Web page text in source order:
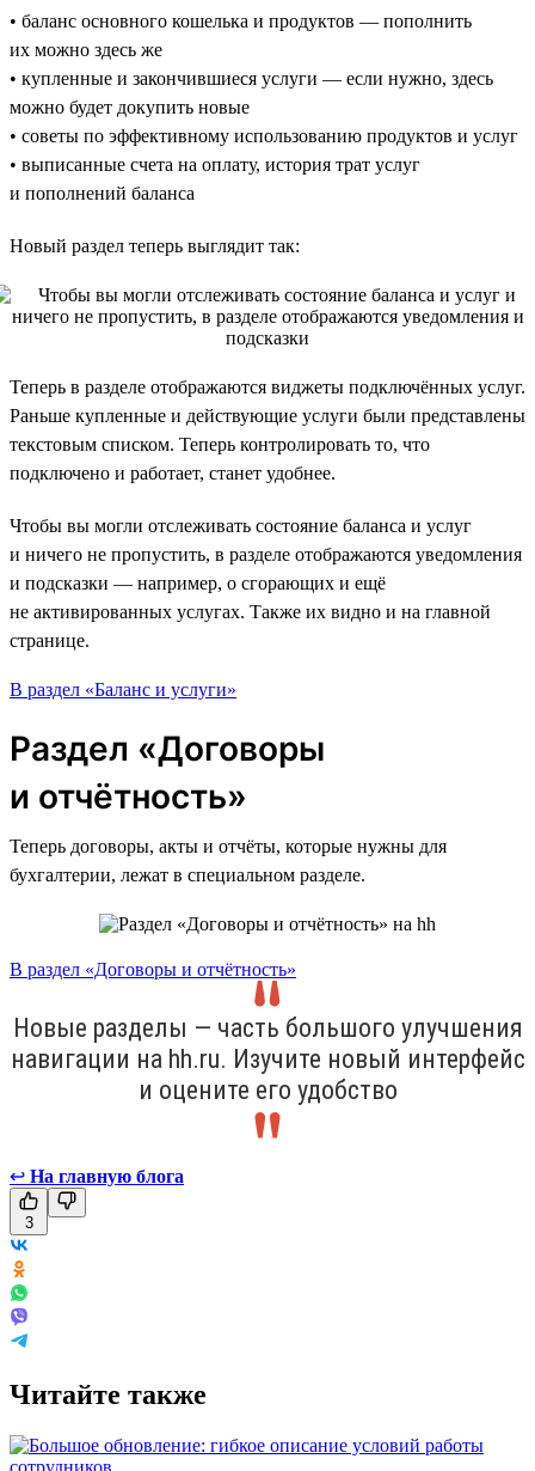
• баланс основного кошелька и продуктов — пополнить
их можно здесь же
• купленные и закончившиеся услуги — если нужно, здесь
можно будет докупить новые
• советы по эффективному использованию продуктов и услуг
• выписанные счета на оплату, история трат услуг
и пополнений баланса
Новый раздел теперь выглядит так:
Теперь в разделе отображаются виджеты подключённых услуг.
Раньше купленные и действующие услуги были представлены
текстовым списком. Теперь контролировать то, что
подключено и работает, станет удобнее.
Чтобы вы могли отслеживать состояние баланса и услуг
и ничего не пропустить, в разделе отображаются уведомления
и подсказки — например, о сгорающих и ещё
не активированных услугах. Также их видно и на главной
странице.
В раздел «Баланс и услуги»
Раздел «Договоры
и отчётность»
Теперь договоры, акты и отчёты, которые нужны для
бухгалтерии, лежат в специальном разделе.
В раздел «Договоры и отчётность»
Новые разделы — часть большого улучшения
навигации на hh.ru. Изучите новый интерфейс
и оцените его удобство
↩ На главную блога
3
Читайте также